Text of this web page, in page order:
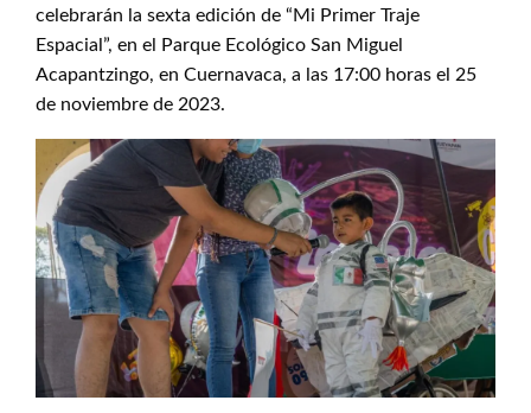
celebrarán la sexta edición de “Mi Primer Traje
Espacial”, en el Parque Ecológico San Miguel
Acapantzingo, en Cuernavaca, a las 17:00 horas el 25
de noviembre de 2023.